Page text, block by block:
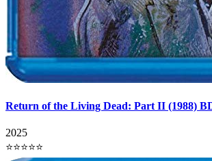
Return of the Living Dead: Part II (1988)
2025
⭐⭐⭐⭐⭐